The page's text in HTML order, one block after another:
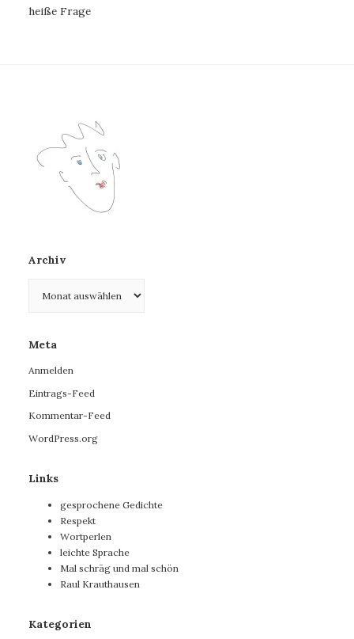
heiße Frage
Archiv
Meta
Anmelden
Eintrags-Feed
Kommentar-Feed
WordPress.org
Links
gesprochene Gedichte
Respekt
Wortperlen
leichte Sprache
Mal schräg und mal schön
Raul Krauthausen
Kategorien